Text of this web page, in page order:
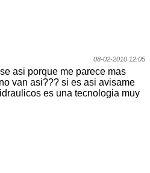
08-02-2010 12:05
asi porque me parece mas
van asi??? si es asi avisame
es una tecnologia muy